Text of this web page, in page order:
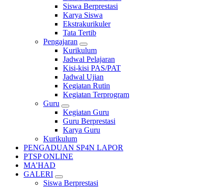
Siswa Berprestasi
Karya Siswa
Ekstrakurikuler
Tata Tertib
Pengajaran
Kurikulum
Jadwal Pelajaran
Kisi-kisi PAS/PAT
Jadwal Ujian
Kegiatan Rutin
Kegiatan Terprogram
Guru
Kegiatan Guru
Guru Berprestasi
Karya Guru
Kurikulum
PENGADUAN SP4N LAPOR
PTSP ONLINE
MA’HAD
GALERI
Siswa Berprestasi